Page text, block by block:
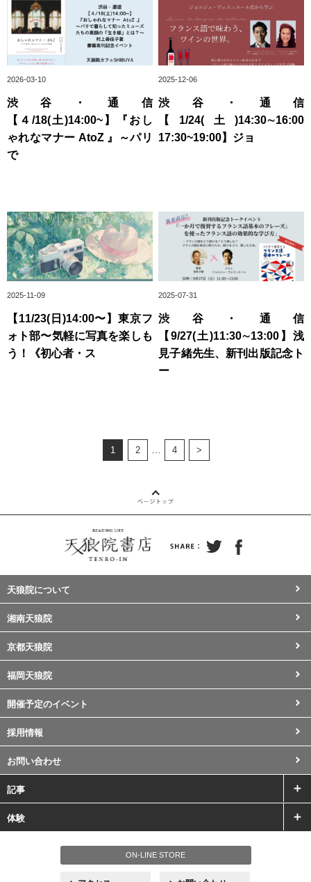
2026-03-10
渋谷・通信
【４/18(土)14:00~】『おし
ゃれなマナー AtoZ 』～パリ
で
2025-12-06
渋谷・通信
【1/24(土)14:30∼16:00
17:30~19:00】ジョ
2025-11-09
【11/23(日)14:00〜】東京フ
ォト部〜気軽に写真を楽しも
う！《初心者・ス
2025-07-31
渋谷・通信
【9/27(土)11:30∼13:00】浅
見子緒先生、新刊出版記念ト
ー
1 2 4 >
天狼院について
湘南天狼院
京都天狼院
福岡天狼院
開催予定のイベント
採用情報
お問い合わせ
記事
体験
ON-LINE STORE